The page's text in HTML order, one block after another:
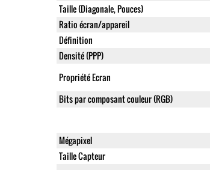
Taille (Diagonale, Pouces)
Ratio écran/appareil
Définition
Densité (PPP)
Propriété Ecran
Bits par composant couleur (RGB)
Mégapixel
Taille Capteur